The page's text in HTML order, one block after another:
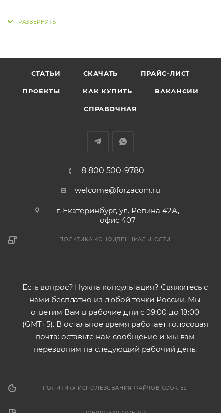
СТАТЬИ СКАЧАТЬ ПРАЙС-ЛИСТ
ПРОЕКТЫ КАК КУПИТЬ ВАКАНСИИ
СПРАВОЧНАЯ
8 800 500-9780
welcome@forzacom.ru
г. Екатеринбург, ул. Репина 42А,
офис 407
ПОЛИТИКА КОНФИДЕНЦИАЛЬНОСТИ
Есть вопрос? Нужна консультация? Свяжитесь с
нами бесплатно из любой точки России. Мы
ответим Вам в рабочие дни с 09:00 до 18:00
(GMT+5). В остальное время работает голосовая
почта: оставьте нам сообщение и мы вам
перезвоним на следующий рабочий день.
ПОЛИТИКА ИСПОЛЬЗОВАНИЯ ФАЙЛОВ COOKIES